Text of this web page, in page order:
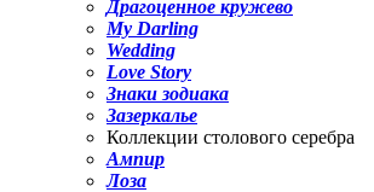
Драгоценное кружево
My Darling
Wedding
Love Story
Знаки зодиака
Зазеркалье
Коллекции столового серебра
Ампир
Лоза